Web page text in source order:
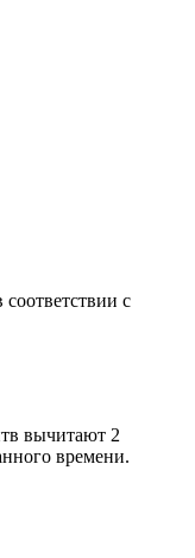
с
вычитают 2
времени.